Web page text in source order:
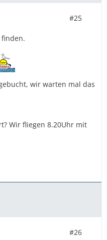
#25
finden.
wir warten mal das
Wir fliegen 8.20Uhr mit
#26